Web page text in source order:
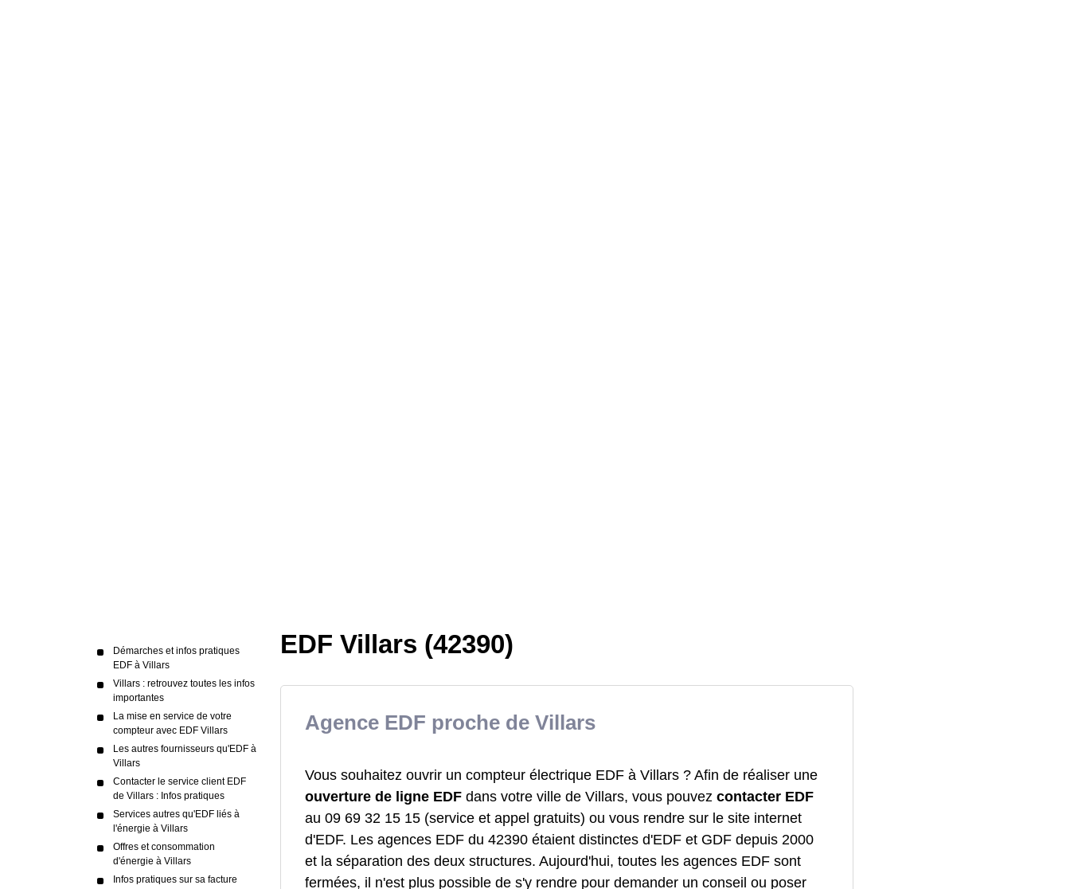
Démarches et infos pratiques
EDF à Villars
Villars : retrouvez toutes les infos
importantes
La mise en service de votre
compteur avec EDF Villars
Les autres fournisseurs qu'EDF à
Villars
Contacter le service client EDF
de Villars : Infos pratiques
Services autres qu'EDF liés à
l'énergie à Villars
Offres et consommation
d'énergie à Villars
Infos pratiques sur sa facture
EDF Villars (42390)
Agence EDF proche de Villars
Vous souhaitez ouvrir un compteur électrique EDF à Villars ? Afin de réaliser une
ouverture de ligne EDF dans votre ville de Villars, vous pouvez contacter EDF
au 09 69 32 15 15 (service et appel gratuits) ou vous rendre sur le site internet
d'EDF. Les agences EDF du 42390 étaient distinctes d'EDF et GDF depuis 2000
et la séparation des deux structures. Aujourd'hui, toutes les agences EDF sont
fermées, il n'est plus possible de s'y rendre pour demander un conseil ou poser